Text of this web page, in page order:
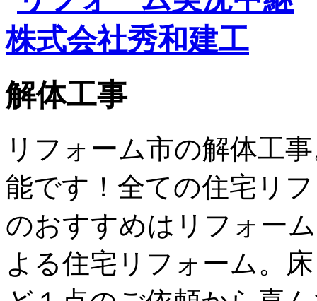
解体工事
リフォーム市の解体工
能です！全ての住宅リ
のおすすめはリフォー
よる住宅リフォーム。